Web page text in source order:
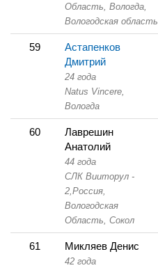
Область, Вологда,
Вологодская область
59
Астапенков
Дмитрий
24 года
Natus Vincere,
Вологда
60
Лаврешин
Анатолий
44 года
СЛК Вииторул -
2,Россия,
Вологодская
Область, Сокол
61 Микляев Денис
42 года